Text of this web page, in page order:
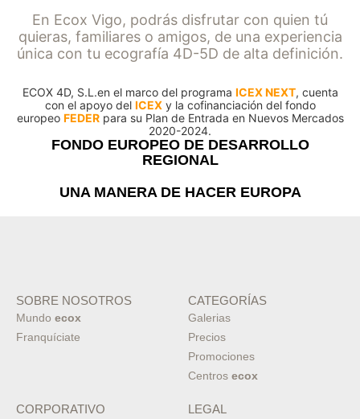
En Ecox Vigo, podrás disfrutar con quien tú
quieras, familiares o amigos, de una experiencia
única con tu ecografía 4D-5D de alta definición.
ECOX 4D, S.L.en el marco del programa ICEX NEXT, cuenta
con el apoyo del ICEXy la cofinanciación del fondo
europeo FEDERpara su Plan de Entrada en Nuevos Mercados
2020-2024.
FONDO EUROPEO DE DESARROLLO
REGIONAL
UNA MANERA DE HACER EUROPA
SOBRE NOSOTROS
Mundo ecox
Franquíciate
CATEGORÍAS
Galerias
Precios
Promociones
Centros ecox
CORPORATIVO LEGAL